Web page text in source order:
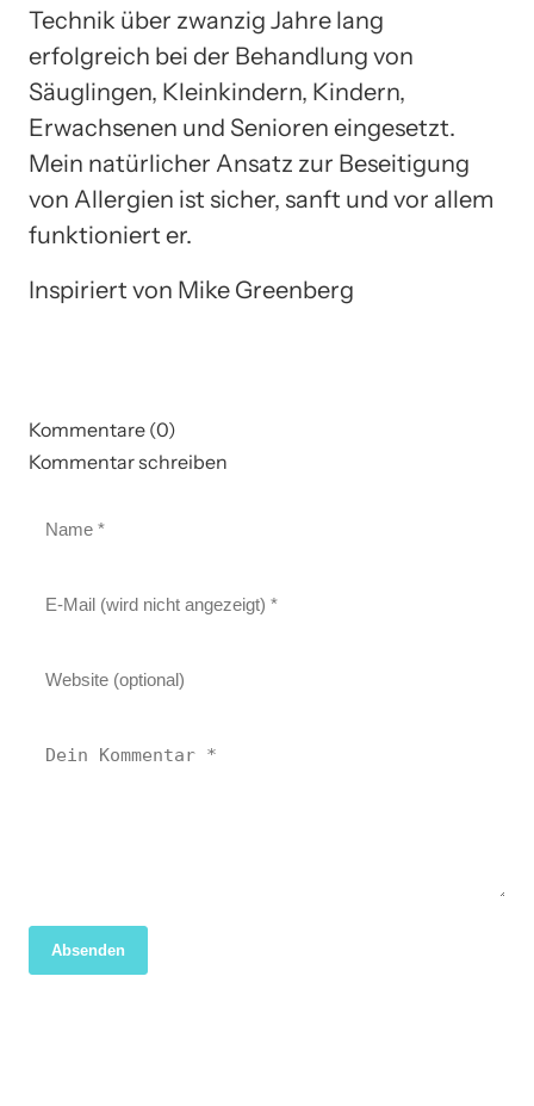
Technik über zwanzig Jahre lang
erfolgreich bei der Behandlung von
Säuglingen, Kleinkindern, Kindern,
Erwachsenen und Senioren eingesetzt.
Mein natürlicher Ansatz zur Beseitigung
von Allergien ist sicher, sanft und vor allem
funktioniert er.
Inspiriert von Mike Greenberg
Kommentare (0)
Kommentar schreiben
Absenden